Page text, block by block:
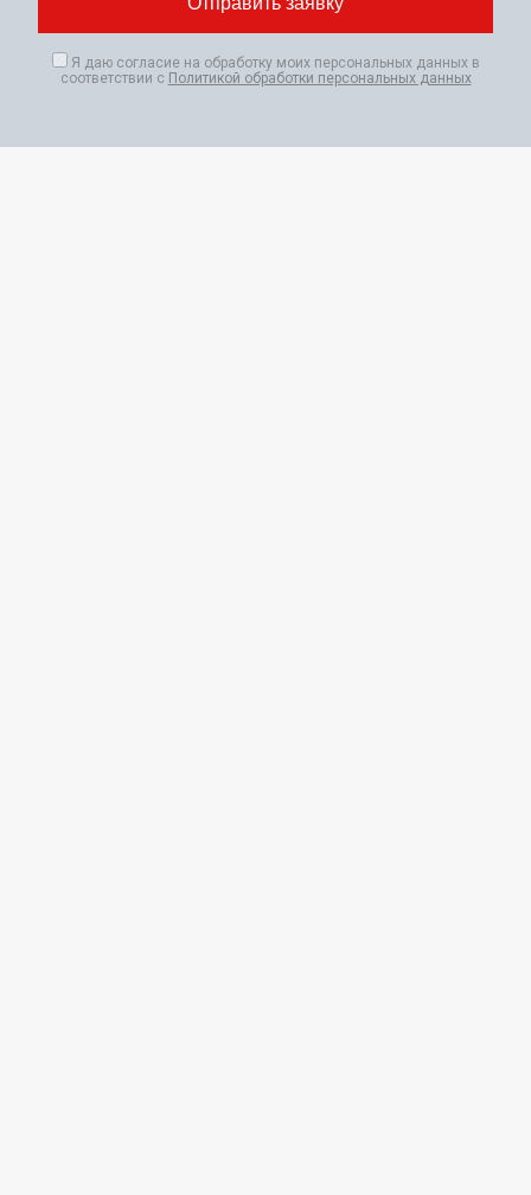
Я даю согласие на обработку моих персональных данных в
соответствии с Политикой обработки персональных данных